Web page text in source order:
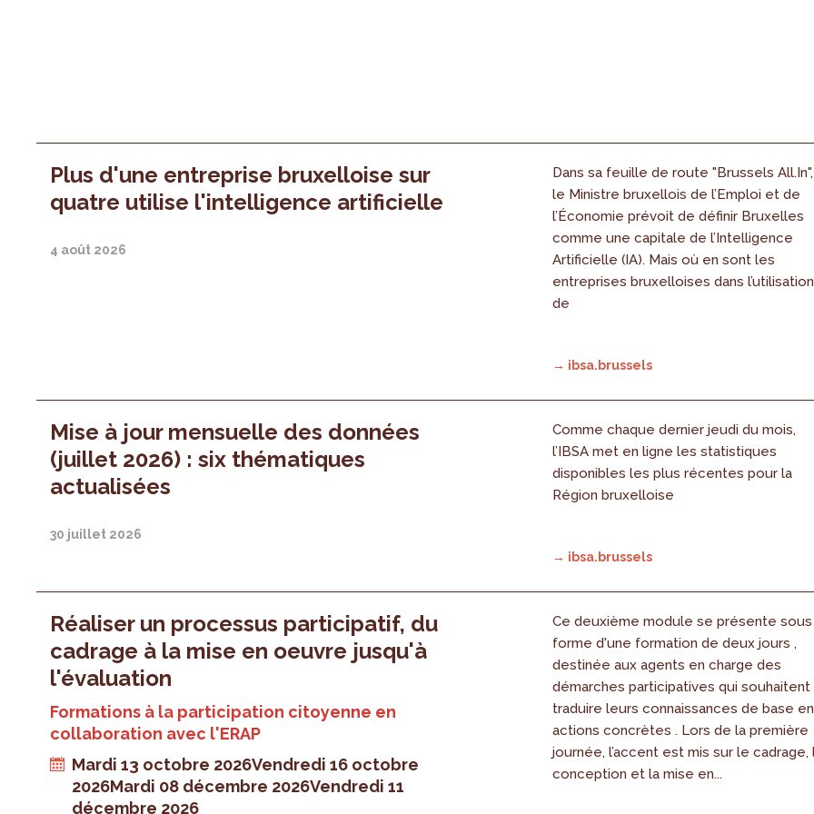
Plus d'une entreprise bruxelloise sur
quatre utilise l'intelligence artificielle
4 août 2026
Dans sa feuille de route "Brussels All.In",
le Ministre bruxellois de l’Emploi et de
l’Économie prévoit de définir Bruxelles
comme une capitale de l’Intelligence
Artificielle (IA). Mais où en sont les
entreprises bruxelloises dans l’utilisation
de
→ ibsa.brussels
Mise à jour mensuelle des données
(juillet 2026) : six thématiques
actualisées
30 juillet 2026
Comme chaque dernier jeudi du mois,
l’IBSA met en ligne les statistiques
disponibles les plus récentes pour la
Région bruxelloise
→ ibsa.brussels
Réaliser un processus participatif, du
cadrage à la mise en oeuvre jusqu'à
l'évaluation
Formations à la participation citoyenne en
collaboration avec l'ERAP
Mardi 13 octobre 2026Vendredi 16 octobre
2026Mardi 08 décembre 2026Vendredi 11
décembre 2026
Ce deuxième module se présente sous
forme d'une formation de deux jours ,
destinée aux agents en charge des
démarches participatives qui souhaitent
traduire leurs connaissances de base en
actions concrètes . Lors de la première
journée, l’accent est mis sur le cadrage,
conception et la mise en...